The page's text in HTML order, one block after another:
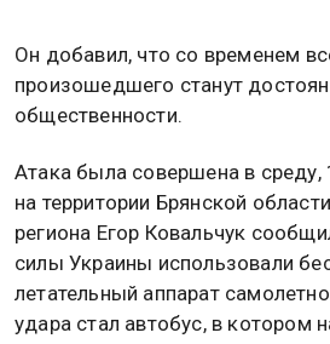
Он добавил, что со временем
произошедшего станут
общественности.
Атака была совершена в
на территории Брянской
региона Егор Ковальчук
силы Украины использовали
летательный аппарат
удара стал автобус, в котором